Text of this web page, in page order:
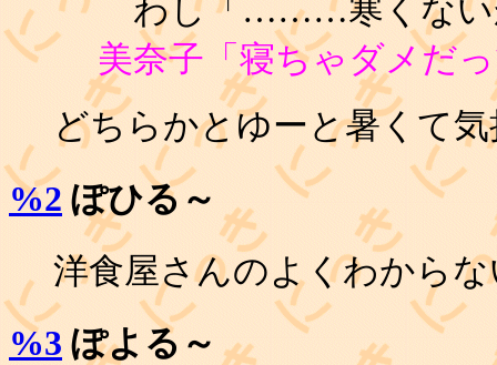
わし「………寒くない
美奈子「寝ちゃダメだ
どちらかとゆーと暑くて
%2 ぽひる～
洋食屋さんのよくわから
%3 ぽよる～